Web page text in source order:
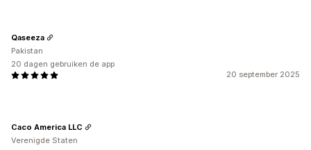
20 september 2025
Qaseeza
Pakistan
20 dagen gebruiken de app
Caco America LLC
Verenigde Staten